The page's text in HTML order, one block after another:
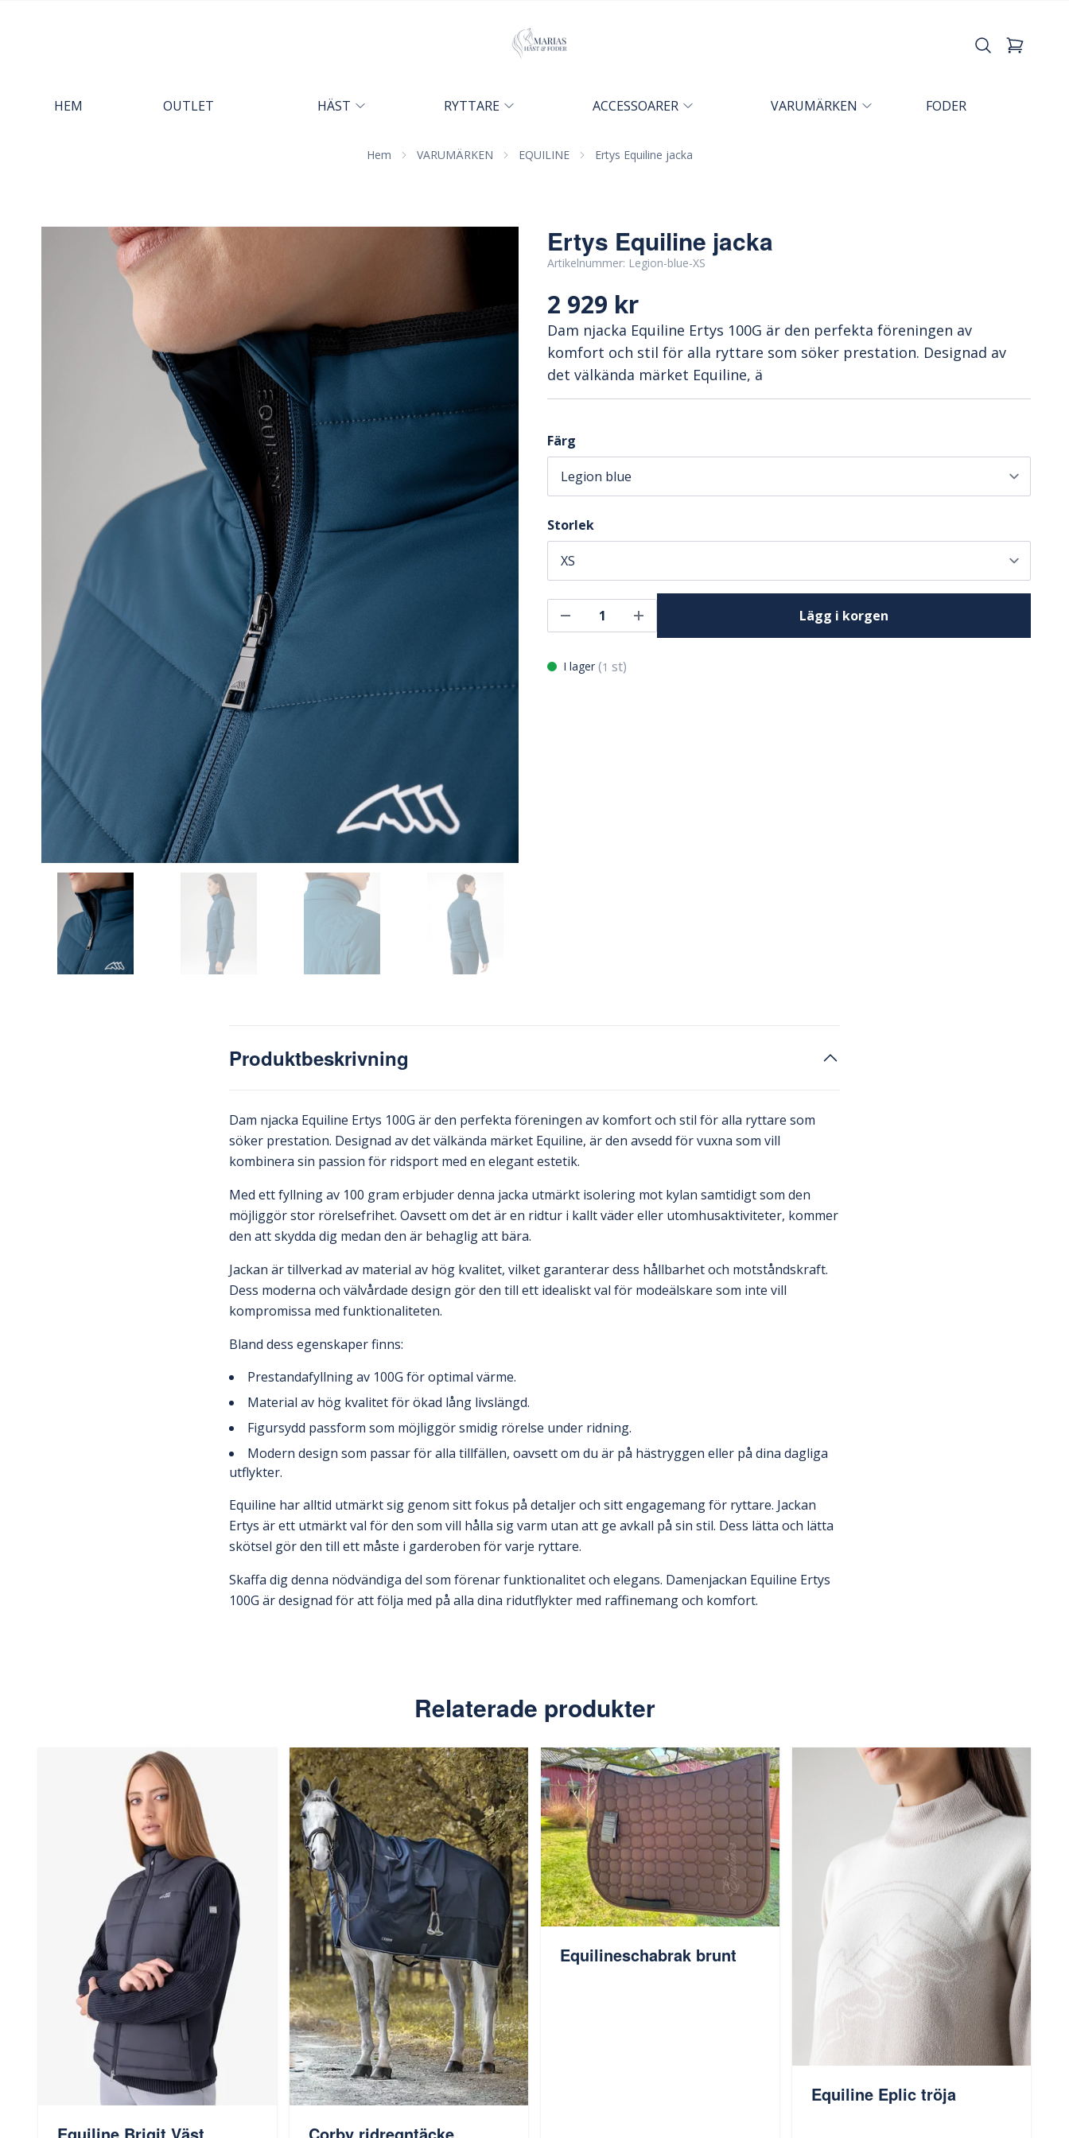
HEM OUTLET HÄST RYTTARE ACCESSOARER VARUMÄRKEN FODER
Hem VARUMÄRKEN EQUILINE Ertys Equiline jacka
Ertys Equiline jacka
Artikelnummer: Legion-blue-XS
2 929 kr
Dam njacka Equiline Ertys 100G är den perfekta föreningen av
komfort och stil för alla ryttare som söker prestation. Designad av
det välkända märket Equiline, ä
Färg
Storlek
Lägg i korgen
I lager (1 st)
Produktbeskrivning
Dam njacka Equiline Ertys 100G är den perfekta föreningen av komfort och stil för alla ryttare som
söker prestation. Designad av det välkända märket Equiline, är den avsedd för vuxna som vill
kombinera sin passion för ridsport med en elegant estetik.
Med ett fyllning av 100 gram erbjuder denna jacka utmärkt isolering mot kylan samtidigt som den
möjliggör stor rörelsefrihet. Oavsett om det är en ridtur i kallt väder eller utomhusaktiviteter, kommer
den att skydda dig medan den är behaglig att bära.
Jackan är tillverkad av material av hög kvalitet, vilket garanterar dess hållbarhet och motståndskraft.
Dess moderna och välvårdade design gör den till ett idealiskt val för modeälskare som inte vill
kompromissa med funktionaliteten.
Bland dess egenskaper finns:
Prestandafyllning av 100G för optimal värme.
Material av hög kvalitet för ökad lång livslängd.
Figursydd passform som möjliggör smidig rörelse under ridning.
Modern design som passar för alla tillfällen, oavsett om du är på hästryggen eller på dina dagliga
utflykter.
Equiline har alltid utmärkt sig genom sitt fokus på detaljer och sitt engagemang för ryttare. Jackan
Ertys är ett utmärkt val för den som vill hålla sig varm utan att ge avkall på sin stil. Dess lätta och lätta
skötsel gör den till ett måste i garderoben för varje ryttare.
Skaffa dig denna nödvändiga del som förenar funktionalitet och elegans. Damenjackan Equiline Ertys
100G är designad för att följa med på alla dina ridutflykter med raffinemang och komfort.
Relaterade produkter
Equilineschabrak brunt
Equiline Eplic tröja